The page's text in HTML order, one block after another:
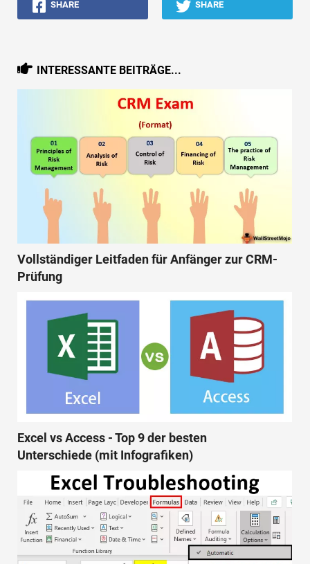
SHARE SHARE
INTERESSANTE BEITRÄGE...
Vollständiger Leitfaden für Anfänger zur CRM-
Prüfung
Excel vs Access - Top 9 der besten
Unterschiede (mit Infografiken)